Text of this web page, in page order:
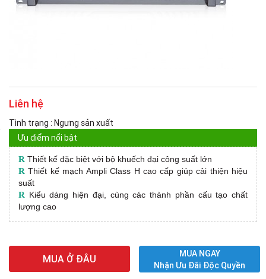
Liên hệ
Tình trạng : Ngưng sản xuất
Ưu điểm nổi bật
R Thiết kế đặc biệt với bộ khuếch đại công suất lớn
R Thiết kế mạch Ampli Class H cao cấp giúp cải thiện hiệu
suất
R Kiểu dáng hiện đại, cùng các thành phần cấu tạo chất
lượng cao
MUA Ở ĐÂU
MUA NGAY
Nhận Ưu Đãi Độc Quyền